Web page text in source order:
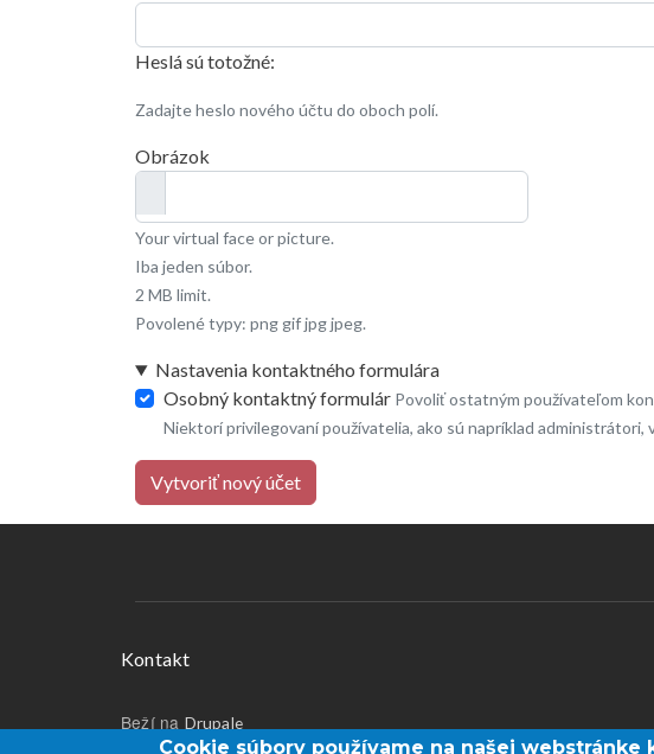
Heslá sú totožné:
Zadajte heslo nového účtu do oboch polí.
Obrázok
Your virtual face or picture.
Iba jeden súbor.
2 MB limit.
Povolené typy: png gif jpg jpeg.
Nastavenia kontaktného formulára
Osobný kontaktný formulár Povoliť ostatným používateľom
Niektorí privilegovaní používatelia, ako sú napríklad
Vytvoriť nový účet
Menu v päte
Kontakt
Beží na Drupale
Cookie súbory používame na našej webstránke